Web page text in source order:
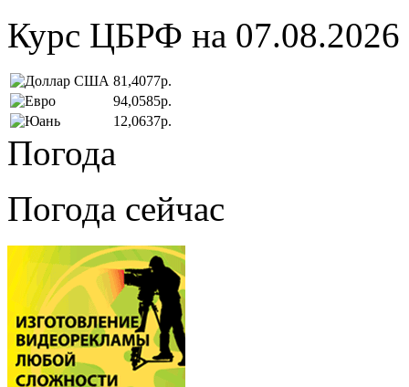
Курс ЦБРФ на 07.08.2026
81,4077р.
94,0585р.
12,0637р.
Погода
Погода сейчас